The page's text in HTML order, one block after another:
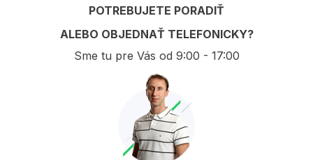
POTREBUJETE PORADIŤ
ALEBO OBJEDNAŤ TELEFONICKY?
Sme tu pre Vás od 9:00 - 17:00